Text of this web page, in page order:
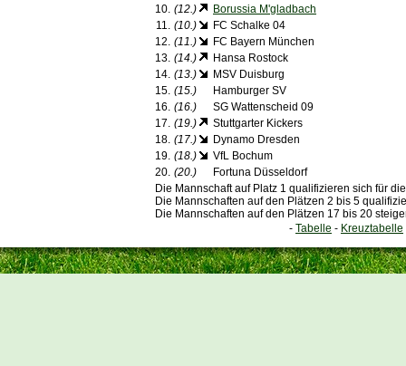
10. (12.)
Borussia M'gladbach
11. (10.)
FC Schalke 04
12. (11.)
FC Bayern München
13. (14.)
Hansa Rostock
14. (13.)
MSV Duisburg
15. (15.)
Hamburger SV
16. (16.)
SG Wattenscheid 09
17. (19.)
Stuttgarter Kickers
18. (17.)
Dynamo Dresden
19. (18.)
VfL Bochum
20. (20.)
Fortuna Düsseldorf
Die Mannschaft auf Platz 1 qualifizieren sich für
Die Mannschaften auf den Plätzen 2 bis 5
Die Mannschaften auf den Plätzen 17 bis 20
- Tabelle - Kreuztabelle